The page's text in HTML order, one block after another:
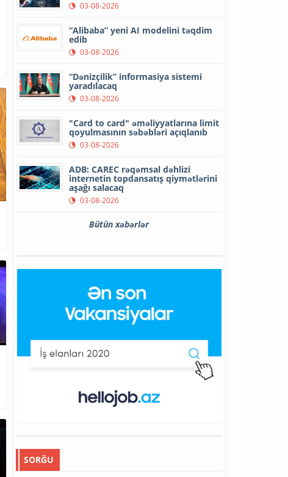
03-08-2026
“Alibaba” yeni AI modelini təqdim
edib
03-08-2026
“Dənizçilik” informasiya sistemi
yaradılacaq
03-08-2026
"Card to card" əməliyyatlarına limit
qoyulmasının səbəbləri açıqlanıb
03-08-2026
ADB: CAREC rəqəmsal dəhlizi
internetin topdansatış qiymətlərini
aşağı salacaq
03-08-2026
Bütün xəbərlər
SORĞU